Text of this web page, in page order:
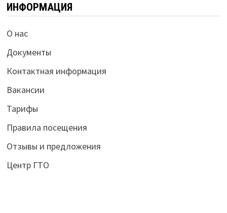
ИНФОРМАЦИЯ
О нас
Документы
Контактная информация
Вакансии
Тарифы
Правила посещения
Отзывы и предложения
Центр ГТО